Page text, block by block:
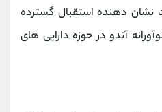
نشان ‌دهنده استقبال گسترده
آندو در حوزه دارایی‌ های